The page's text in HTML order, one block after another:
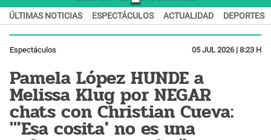
ÚLTIMAS NOTICIAS ESPECTÁCULOS ACTUALIDAD DEPORTES
Espectáculos 05 JUL 2026 | 8:23 H
Pamela López HUNDE a
Melissa Klug por NEGAR
chats con Christian Cueva:
"'Esa cosita' no es una